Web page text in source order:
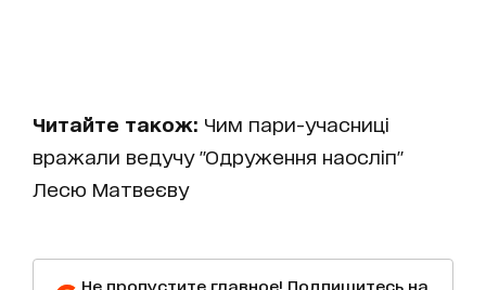
Читайте також: Чим пари-учасниці
вражали ведучу "Одруження наосліп"
Лесю Матвеєву
Не пропустите главное! Подпишитесь на